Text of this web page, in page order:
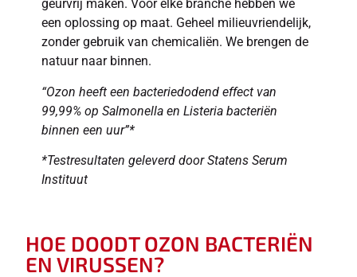
geurvrij maken. Voor elke branche hebben we
een oplossing op maat. Geheel milieuvriendelijk,
zonder gebruik van chemicaliën. We brengen de
natuur naar binnen.
“Ozon heeft een bacteriedodend effect van
99,99% op Salmonella en Listeria bacteriën
binnen een uur”*
*Testresultaten geleverd door Statens Serum
Instituut
HOE DOODT OZON BACTERIËN
EN VIRUSSEN?